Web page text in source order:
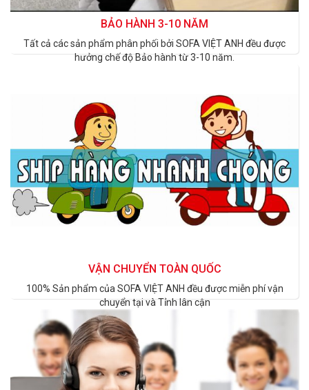
BẢO HÀNH 3-10 NĂM
Tất cả các sản phẩm phân phối bởi SOFA VIỆT ANH đều được
hưởng chế độ Bảo hành từ 3-10 năm.
VẬN CHUYỂN TOÀN QUỐC
100% Sản phẩm của SOFA VIỆT ANH đều được miễn phí vận
chuyển tại và Tỉnh lân cận